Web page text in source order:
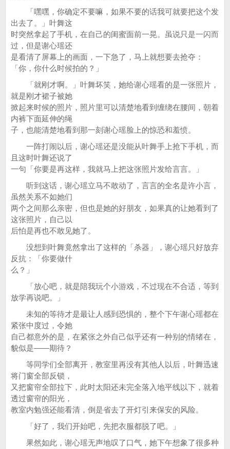
「嘿嘿，你确定不要嘛，如果不要的话我可就要把这个发
出去了。」叶舞这
时突然拿起了手机，在自己的闺蜜面前一晃。虽说只是一闪而
过，但是谢心瑶还
是看清了屏幕上的画面，一下急了，马上就想要去抢夺：
「你，你什么时候拍的？」
「就刚才啊。」叶舞坏笑，她给谢心瑶看的是一张照片，
就是刚才裙子被她
掀起来时候的照片，照片里可以清楚地看到缠绕在腰间，朝着
内裤下面延伸的绳
子，也能清楚地看到那一刻谢心瑶脸上的惊恐和羞愤。
一阵打闹以后，谢心瑶还是没能从叶舞手上抢下手机，而
且这时叶舞还说了
一句「你要是再这样，我就马上把这张照片发给言言。」
听到这话，谢心瑶立马不敢动了，言言的全名是许小言，
虽然关系不如她们
两个之间那么亲密，但也是她的好朋友，如果真的让她看到了
这张照片，自己以
后怕是再也不敢见她了。
没想到叶舞竟然拿出了这样的「杀器」，谢心瑶只好放弃
反抗：「你要做什
么？」
「放心吧，就是陪我玩个小游戏，不过现在不合适，等到
放学再说吧。」
未知的等待才是最让人感到恐惧的，整个下午谢心瑶都在
紧张中度过，令她
自己都意外的是，在紧张之外自己似乎还有一种别的情绪在，
貌似是——期待？
等同学们全部离开，教室里再没有其他人以后，叶舞迅速
将门窗全部反锁，
又把窗帘全部拉下，此时太阳还未完全落入地平线以下，就着
透过窗帘的阳光，
教室内勉强还能看清，倒是省去了开灯引来保安的风险。
「好了，我们开始吧，先把衣服都脱了吧。」
果然如此，谢心瑶无声地叹了口气，她下午想象了很多种